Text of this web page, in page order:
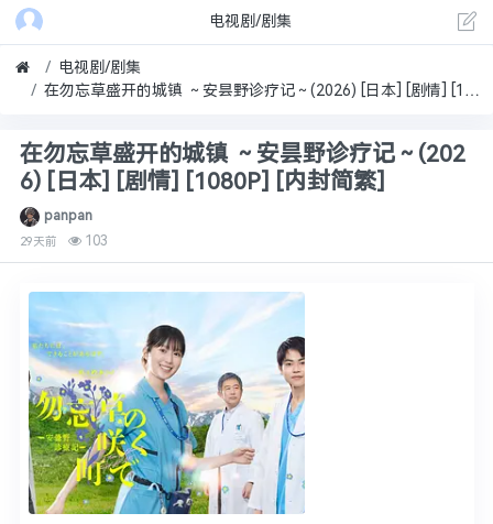
电视剧/剧集
电视剧/剧集
在勿忘草盛开的城镇 ～安昙野诊疗记～(2026) [日本] [剧情] [1080P] [内封简繁]
在勿忘草盛开的城镇 ～安昙野诊疗记～(202
6) [日本] [剧情] [1080P] [内封简繁]
panpan
29天前 103